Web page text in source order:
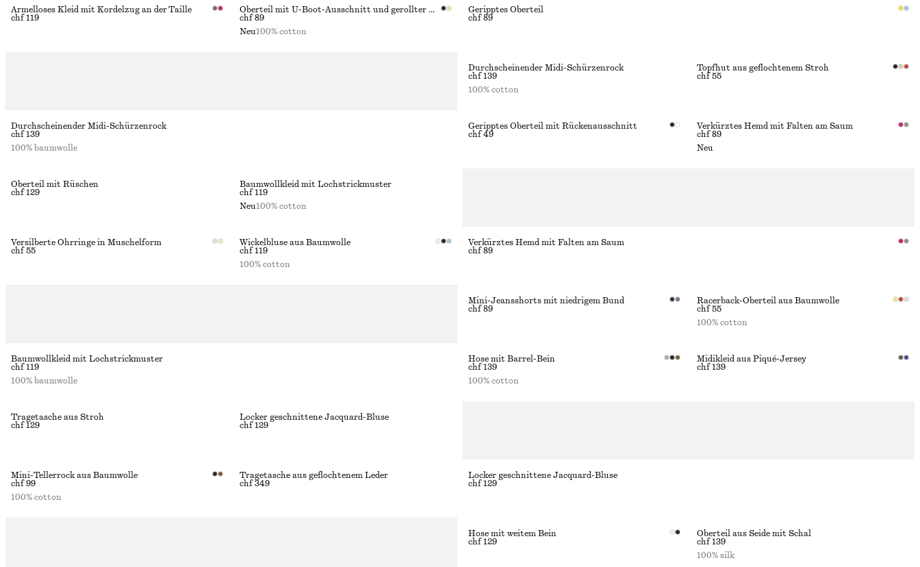
Geripptes Oberteil
chf 89
Ärmelloses Kleid mit Kordelzug an der Taille
chf 119
Oberteil mit U-Boot-Ausschnitt und gerollter Kante
chf 89
Neu100% cotton
Durchscheinender Midi-Schürzenrock
chf 139
100% baumwolle
Durchscheinender Midi-Schürzenrock
chf 139
100% cotton
Topfhut aus geflochtenem Stroh
chf 55
Geripptes Oberteil mit Rückenausschnitt
chf 49
Verkürztes Hemd mit Falten am Saum
chf 89
Neu
Oberteil mit Rüschen
chf 129
Baumwollkleid mit Lochstrickmuster
chf 119
Neu100% cotton
Verkürztes Hemd mit Falten am Saum
chf 89
Versilberte Ohrringe in Muschelform
chf 55
Wickelbluse aus Baumwolle
chf 119
100% cotton
Baumwollkleid mit Lochstrickmuster
chf 119
100% baumwolle
Mini-Jeansshorts mit niedrigem Bund
chf 89
Racerback-Oberteil aus Baumwolle
chf 55
100% cotton
Hose mit Barrel-Bein
chf 139
100% cotton
Midikleid aus Piqué-Jersey
chf 139
Tragetasche aus Stroh
chf 129
Locker geschnittene Jacquard-Bluse
chf 129
Locker geschnittene Jacquard-Bluse
chf 129
Mini-Tellerrock aus Baumwolle
chf 99
100% cotton
Tragetasche aus geflochtenem Leder
chf 349
Hose mit weitem Bein
chf 129
Oberteil aus Seide mit Schal
chf 139
100% silk